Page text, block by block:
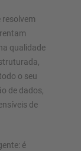
qualidade
o seu
de dados,
de
é